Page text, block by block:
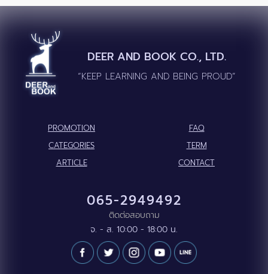
DEER AND BOOK CO., LTD.
“KEEP LEARNING AND BEING PROUD”
PROMOTION
FAQ
CATEGORIES
TERM
ARTICLE
CONTACT
065-2949492
ติดต่อสอบถาม
จ. - ส. 10:00 - 18:00 น.